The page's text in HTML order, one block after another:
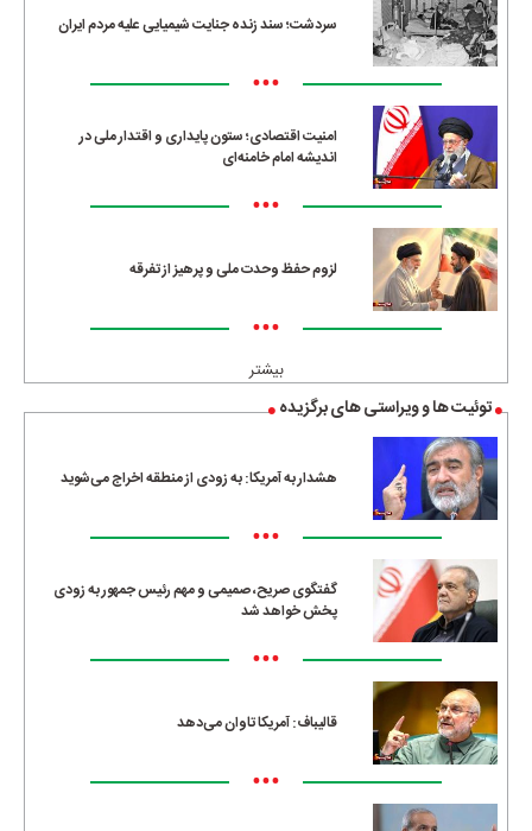
سردشت؛ سند زنده جنایت شیمیایی علیه مردم ایران
•••
امنیت اقتصادی؛ ستون پایداری و اقتدار ملی در
اندیشه امام خامنه‌ای
•••
لزوم حفظ وحدت ملی و پرهیز از تفرقه
•••
بیشتر
توئیت ها و ویراستی های برگزیده
هشدار به آمریکا: به زودی از منطقه اخراج می‌شوید
•••
گفتگوی صریح، صمیمی و مهم رئیس جمهور به زودی
پخش خواهد شد
•••
قالیباف: آمریکا تاوان می‌دهد
•••